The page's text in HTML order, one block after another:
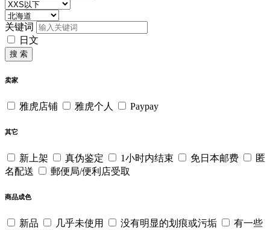
关键词
日文
搜 索
卖家
雅虎店铺 雅虎个人 Paypay
其它
新上架 真伪鉴定 1小时内结束 免日本邮费
匿
名配送
郵便局/便利店受取
商品成色
新品 几乎未使用 没有明显的划痕或污垢
有一些